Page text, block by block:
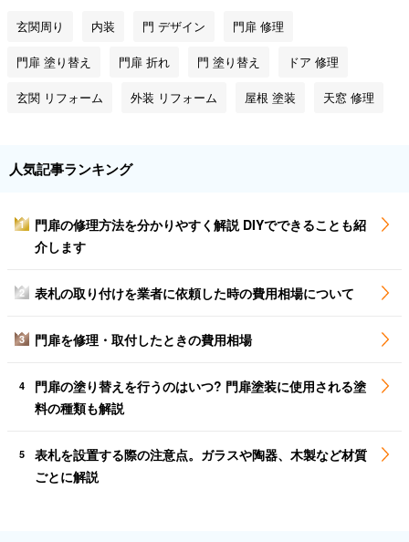
玄関周り 内装 門 デザイン 門扉 修理
門扉 塗り替え 門扉 折れ 門 塗り替え ドア 修理
玄関 リフォーム 外装 リフォーム 屋根 塗装 天窓 修理
人気記事ランキング
1
門扉の修理方法を分かりやすく解説 DIYでできることも紹
介します
2 表札の取り付けを業者に依頼した時の費用相場について
3 門扉を修理・取付したときの費用相場
4
門扉の塗り替えを行うのはいつ? 門扉塗装に使用される塗
料の種類も解説
5
表札を設置する際の注意点。ガラスや陶器、木製など材質
ごとに解説